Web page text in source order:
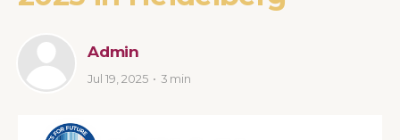
Admin
Jul 19, 2025 3 min